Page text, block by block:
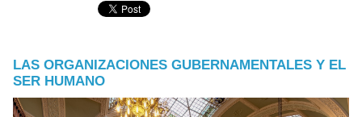
LAS ORGANIZACIONES GUBERNAMENTALES Y EL
SER HUMANO